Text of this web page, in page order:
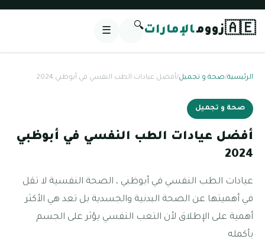
🇦🇪زوومالإمارات🔍
☰
الرئيسية/صحة و تجميل/أفضل عيادات الطب النفسي في أبوظبي 2024
صحة و تجميل
أفضل عيادات الطب النفسي في أبوظبي
2024
عيادات الطب النفسي في أبوظبي ، الصحة النفسية لا تقل
في أهميتها عن الصحة البدنية والجسدية بل تعد هي الأكثر
أهمية على الإطلاق لأن التعب النفسي يؤثر على الجسم
بأكمله